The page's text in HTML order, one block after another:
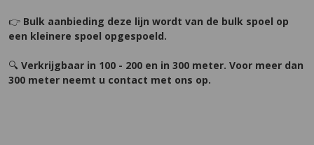
👉 Bulk aanbieding deze lijn wordt van de bulk spoel op
een kleinere spoel opgespoeld.
🔍 Verkrijgbaar in 100 - 200 en in 300 meter. Voor meer dan
300 meter neemt u contact met ons op.